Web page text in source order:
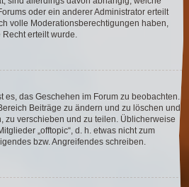
oder ein anderer Administrator erteilt
volle Moderationsberechtigungen haben,
erteilt wurde.
es, das Geschehen im Forum zu beobachten.
Beiträge zu ändern und zu löschen und
zu verschieben und zu teilen. Üblicherweise
„offtopic“, d. h. etwas nicht zum
bzw. Angreifendes schreiben.